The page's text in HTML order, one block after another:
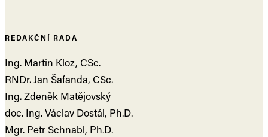
REDAKČNÍ RADA
Ing. Martin Kloz, CSc.
RNDr. Jan Šafanda, CSc.
Ing. Zdeněk Matějovský
doc. Ing. Václav Dostál, Ph.D.
Mgr. Petr Schnabl, Ph.D.